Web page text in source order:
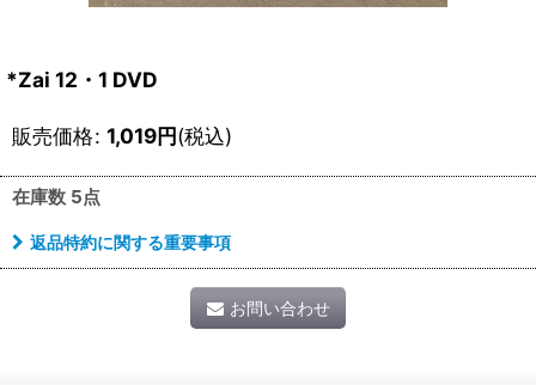
*Zai 12・1 DVD
販売価格: 1,019円(税込)
在庫数 5点
返品特約に関する重要事項
お問い合わせ